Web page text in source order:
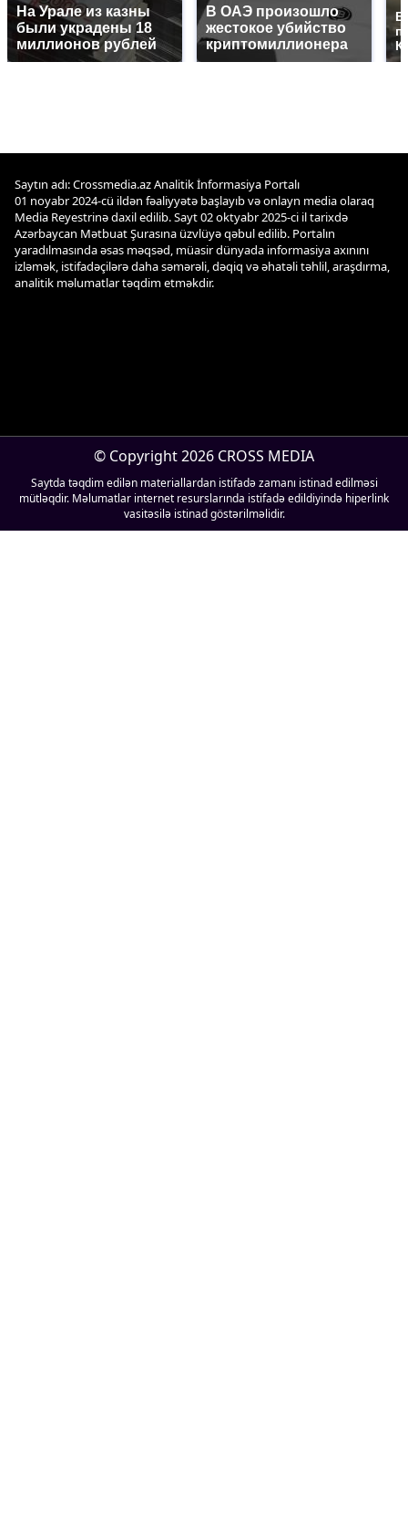
На Урале из казны
были украдены 18
миллионов рублей
В ОАЭ произошло
жестокое убийство
криптомиллионера
Saytın adı: Crossmedia.az Analitik İnformasiya Portalı
01 noyabr 2024-cü ildən fəaliyyətə başlayıb və onlayn media olaraq
Media Reyestrinə daxil edilib. Sayt 02 oktyabr 2025-ci il tarixdə
Azərbaycan Mətbuat Şurasına üzvlüyə qəbul edilib. Portalın
yaradılmasında əsas məqsəd, müasir dünyada informasiya axınını
izləmək, istifadəçilərə daha səmərəli, dəqiq və əhatəli təhlil, araşdırma,
analitik məlumatlar təqdim etməkdir.
© Copyright 2026 CROSS MEDIA
Saytda təqdim edilən materiallardan istifadə zamanı istinad edilməsi
mütləqdir. Məlumatlar internet resurslarında istifadə edildiyində hiperlink
vasitəsilə istinad göstərilməlidir.